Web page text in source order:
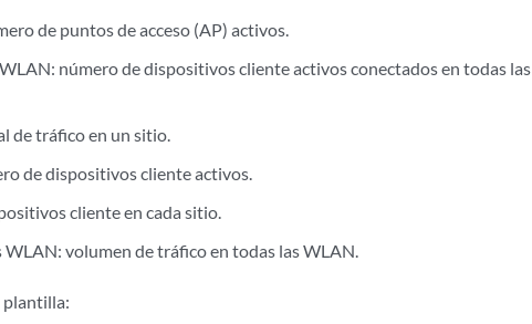
de puntos de acceso (AP) activos.
número de dispositivos cliente activos conectados en todas las
de tráfico en un sitio.
de dispositivos cliente activos.
cliente en cada sitio.
volumen de tráfico en todas las WLAN.
plantilla: